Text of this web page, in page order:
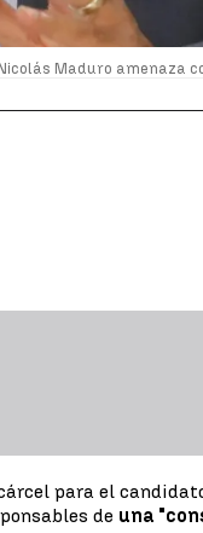
Maduro amenaza
para el
de una